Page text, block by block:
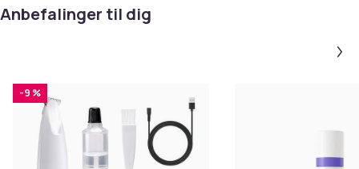
Anbefalinger til dig
-9 %